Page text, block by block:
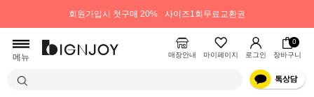
회원가입시 첫구매 20% 사이즈1회무료교환권
메뉴 매장안내 마이페이지 로그인
0
장바구니